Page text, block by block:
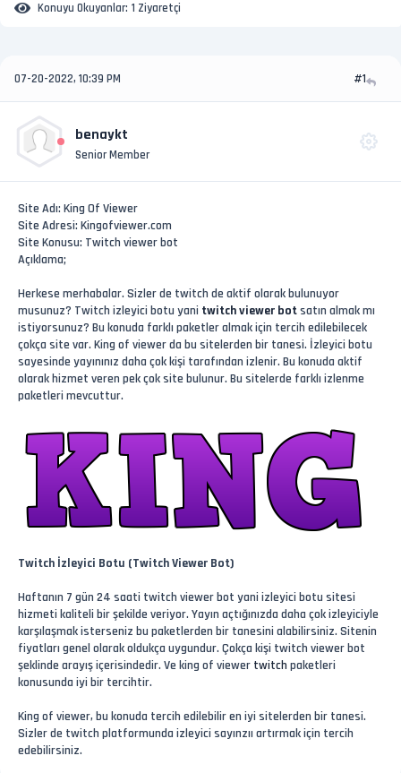
Konuyu Okuyanlar: 1 Ziyaretçi
07-20-2022, 10:39 PM #1
benaykt
Senior Member
Site Adı: King Of Viewer
Site Adresi: Kingofviewer.com
Site Konusu: Twitch viewer bot
Açıklama;
Herkese merhabalar. Sizler de twitch de aktif olarak bulunuyor
musunuz? Twitch izleyici botu yani twitch viewer botsatın almak mı
istiyorsunuz? Bu konuda farklı paketler almak için tercih edilebilecek
çokça site var. King of viewer da bu sitelerden bir tanesi. İzleyici botu
sayesinde yayınınız daha çok kişi tarafından izlenir. Bu konuda aktif
olarak hizmet veren pek çok site bulunur. Bu sitelerde farklı izlenme
paketleri mevcuttur.
Twitch İzleyici Botu (Twitch Viewer Bot)
Haftanın 7 gün 24 saati twitch viewer bot yani izleyici botu sitesi
hizmeti kaliteli bir şekilde veriyor. Yayın açtığınızda daha çok izleyiciyle
karşılaşmak isterseniz bu paketlerden bir tanesini alabilirsiniz. Sitenin
fiyatları genel olarak oldukça uygundur. Çokça kişi twitch viewer bot
şeklinde arayış içerisindedir. Ve king of viewer twitch paketleri
konusunda iyi bir tercihtir.
King of viewer, bu konuda tercih edilebilir en iyi sitelerden bir tanesi.
Sizler de twitch platformunda izleyici sayınzıı artırmak için tercih
edebilirsiniz.